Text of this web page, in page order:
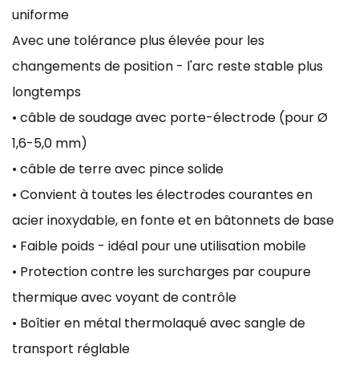
uniforme
Avec une tolérance plus élevée pour les
changements de position - l'arc reste stable plus
longtemps
• câble de soudage avec porte-électrode (pour Ø
1,6-5,0 mm)
• câble de terre avec pince solide
• Convient à toutes les électrodes courantes en
acier inoxydable, en fonte et en bâtonnets de base
• Faible poids - idéal pour une utilisation mobile
• Protection contre les surcharges par coupure
thermique avec voyant de contrôle
• Boîtier en métal thermolaqué avec sangle de
transport réglable